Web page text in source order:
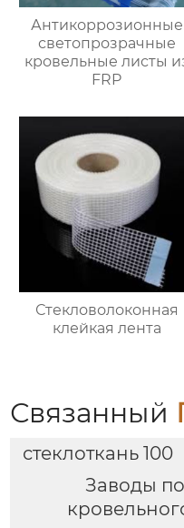
Антикоррозионные
светопрозрачные
кровельные листы
FRP
Стекловолоконная
клейкая лента
Связанный
стеклоткань 100
Заводы